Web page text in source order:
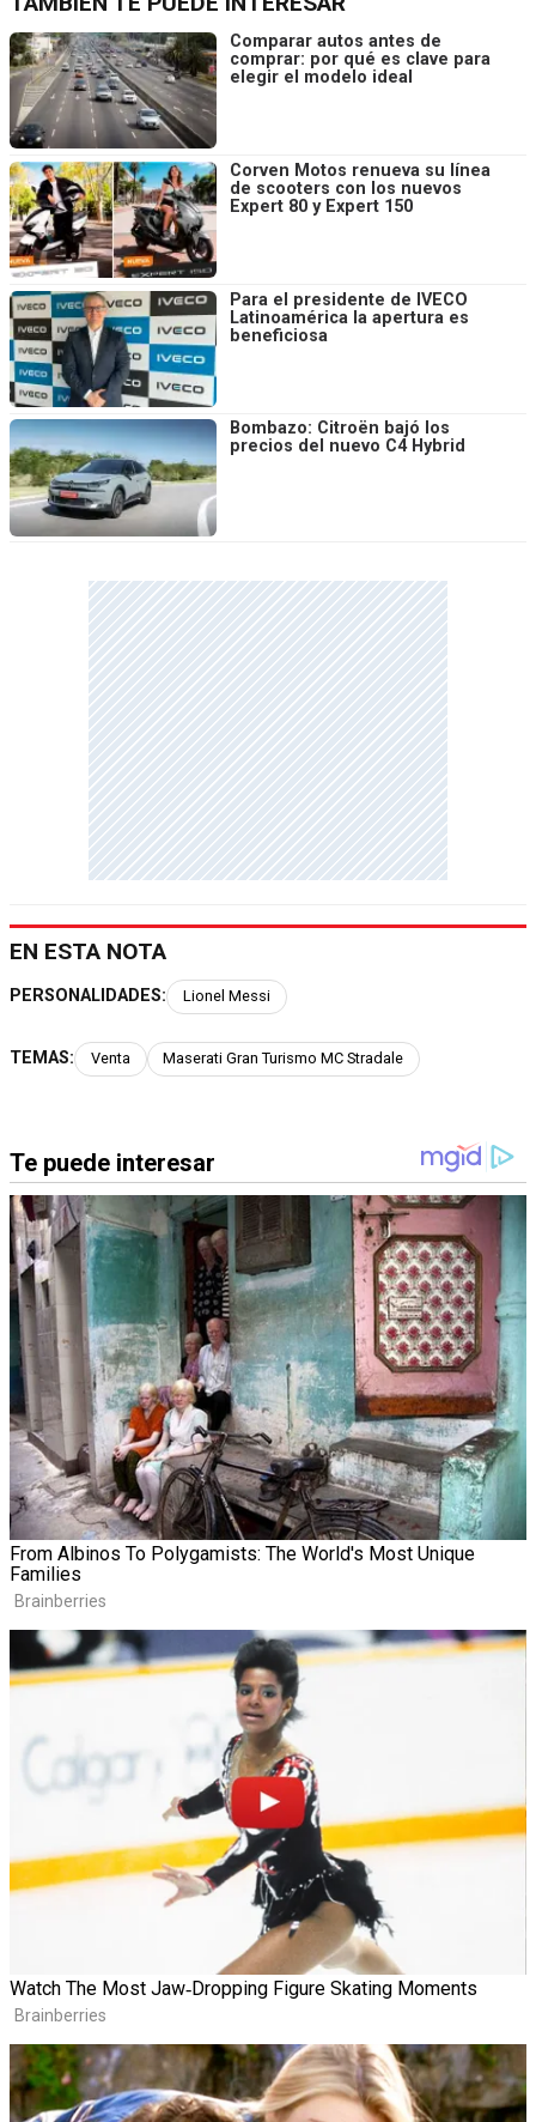
Comparar autos antes de
comprar: por qué es clave para
elegir el modelo ideal
Corven Motos renueva su línea
de scooters con los nuevos
Expert 80 y Expert 150
Para el presidente de IVECO
Latinoamérica la apertura es
beneficiosa
Bombazo: Citroën bajó los
precios del nuevo C4 Hybrid
EN ESTA NOTA
PERSONALIDADES: Lionel Messi
TEMAS: Venta Maserati Gran Turismo MC Stradale